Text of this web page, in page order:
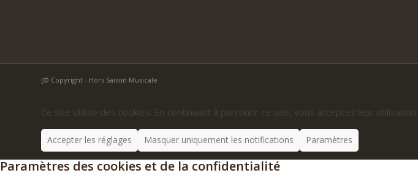
[© Copyright - Hors Saison Musicale
Ce site utilise des cookies. En continuant à parcourir ce site, vous acceptez leur utilisation.
Accepter les réglages Masquer uniquement les notifications Paramètres
Paramètres des cookies et de la confidentialité